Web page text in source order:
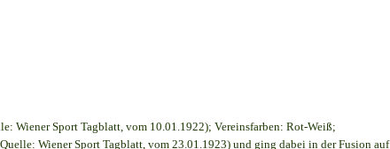
Wiener Sport Tagblatt, vom 10.01.1922); Vereinsfarben: Rot-Weiß;
Wiener Sport Tagblatt, vom 23.01.1923) und ging dabei in der Fusion auf